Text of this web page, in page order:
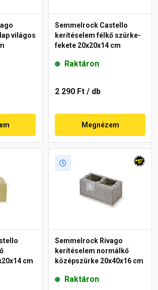
világos
Semmelrock Castello
kerítéselem félkő szürke-
fekete 20x20x14 cm
Raktáron
2 290 Ft / db
Megnézem
cm
Semmelrock Rivago
kerítéselem normálkő
középszürke 20x40x16 cm
Raktáron